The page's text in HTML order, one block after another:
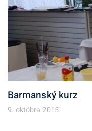
Barmanský kurz
9. októbra 2015